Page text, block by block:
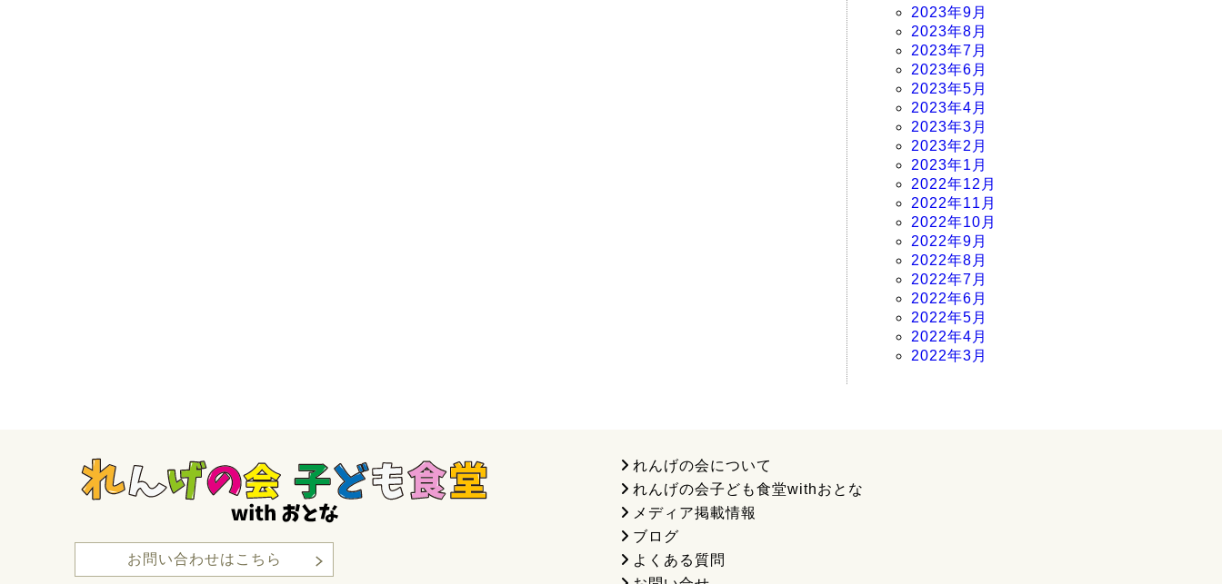
2023年9月
2023年8月
2023年7月
2023年6月
2023年5月
2023年4月
2023年3月
2023年2月
2023年1月
2022年12月
2022年11月
2022年10月
2022年9月
2022年8月
2022年7月
2022年6月
2022年5月
2022年4月
2022年3月
お問い合わせはこちら
れんげの会について
れんげの会子ども食堂withおとな
メディア掲載情報
ブログ
よくある質問